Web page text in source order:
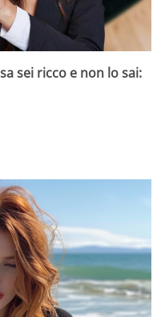
sei ricco e non lo sai: